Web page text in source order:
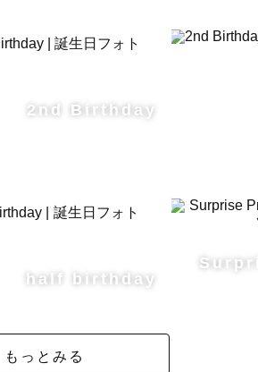
2nd Birthday
half birthday
もっとみる